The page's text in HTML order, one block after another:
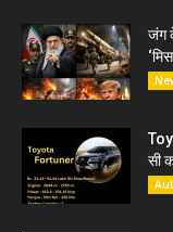
जंग
सी